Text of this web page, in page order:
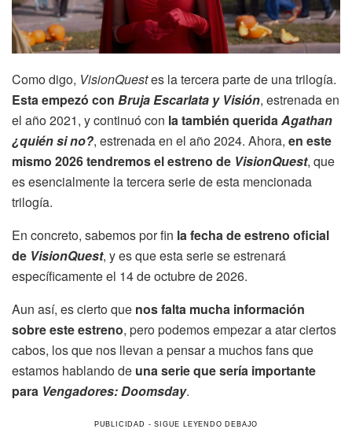
Como digo, VisionQuestes la tercera parte de una trilogía.
Esta empezó con Bruja Escarlata y Visión, estrenada en
el año 2021, y continuó con la también queridaAgathan
¿quién si no?, estrenada en el año 2024. Ahora, en este
mismo 2026 tendremos el estreno de VisionQuest, que
es esencialmente la tercera serie de esta mencionada
trilogía.
En concreto, sabemos por fin la fecha de estreno oficial
de VisionQuest, y es que esta serie se estrenará
específicamente el 14 de octubre de 2026.
Aun así, es cierto que nos falta mucha información
sobre este estreno, pero podemos empezar a atar ciertos
cabos, los que nos llevan a pensar a muchos fans que
estamos hablando de una serie que sería importante
para Vengadores: Doomsday.